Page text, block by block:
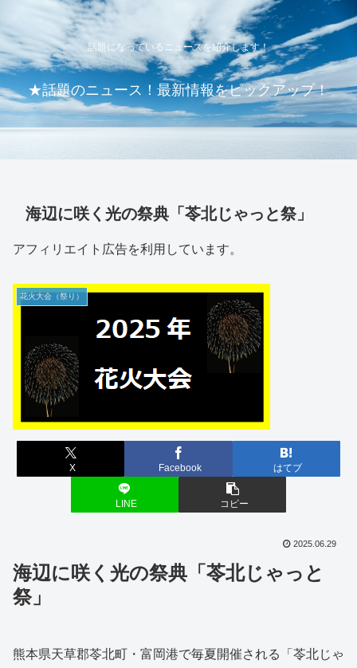
話題になっているニュースを紹介します！
★話題のニュース！最新情報をピックアップ！
海辺に咲く光の祭典「苓北じゃっと祭」
アフィリエイト広告を利用しています。
花火大会（祭り）
X Facebook はてブ
LINE コピー
2025.06.29
海辺に咲く光の祭典「苓北じゃっと
祭」
熊本県天草郡苓北町・富岡港で毎夏開催される「苓北じゃ